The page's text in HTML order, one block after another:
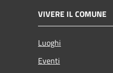
VIVERE IL COMUNE
Luoghi
Eventi